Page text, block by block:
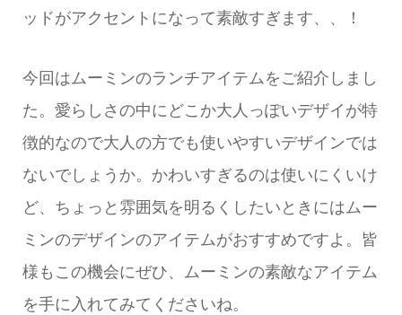
ッドがアクセントになって素敵すぎます、、！
今回はムーミンのランチアイテムをご紹介しまし
た。愛らしさの中にどこか大人っぽいデザイが特
徴的なので大人の方でも使いやすいデザインでは
ないでしょうか。かわいすぎるのは使いにくいけ
ど、ちょっと雰囲気を明るくしたいときにはムー
ミンのデザインのアイテムがおすすめですよ。皆
様もこの機会にぜひ、ムーミンの素敵なアイテム
を手に入れてみてくださいね。